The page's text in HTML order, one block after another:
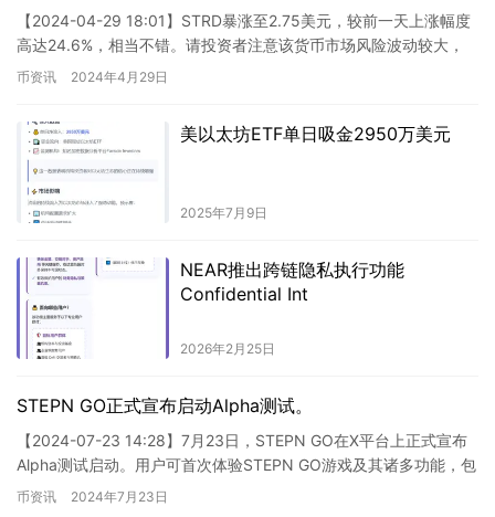
【2024-04-29 18:01】STRD暴涨至2.75美元，较前一天上涨幅度
高达24.6%，相当不错。请投资者注意该货币市场风险波动较大，
做好风险控制措施。 这是一个令人振奋的…
币资讯 2024年4月29日
美以太坊ETF单日吸金2950万美元
2025年7月9日
NEAR推出跨链隐私执行功能
Confidential Int
2026年2月25日
STEPN GO正式宣布启动Alpha测试。
【2024-07-23 14:28】7月23日，STEPN GO在X平台上正式宣布
Alpha测试启动。用户可首次体验STEPN GO游戏及其诸多功能，包
括鞋履铸造、回收、GGT收益…
币资讯 2024年7月23日